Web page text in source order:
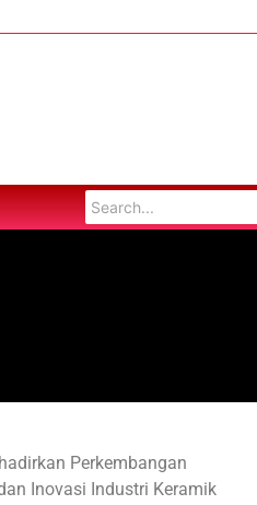
Perkembangan
Inovasi Industri Keramik